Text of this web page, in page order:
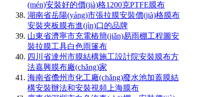
(mén)安裝好的價(jià)格1200克PTFE膜布
湖南省岳陽(yáng)市張拉膜安裝價(jià)格膜布
安裝夾板膜布進(jìn)口的品牌
山東省濟寧市充電樁簡(jiǎn)易雨棚工程圖安
裝拉膜工具白色雨篷布
四川省達州市膜結構施工設計院安裝膜布方
法嘉興膜布廠(chǎng)家
海南省儋州市化工廠(chǎng)廢水池加蓋膜結
構安裝辦法和安裝視頻上海膜布